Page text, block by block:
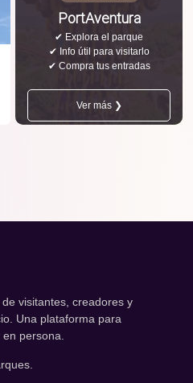
PortAventura
✔ Explora el parque
✔ Info útil para visitarlo
✔ Compra tus entradas
Ver más ❯
visitantes, creadores y
Una plataforma para
persona.